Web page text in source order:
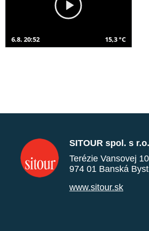
6.8. 20:52 15,3 °C
SITOUR spol. s r.o.
Terézie Vansovej 10
974 01 Banská
www.sitour.sk